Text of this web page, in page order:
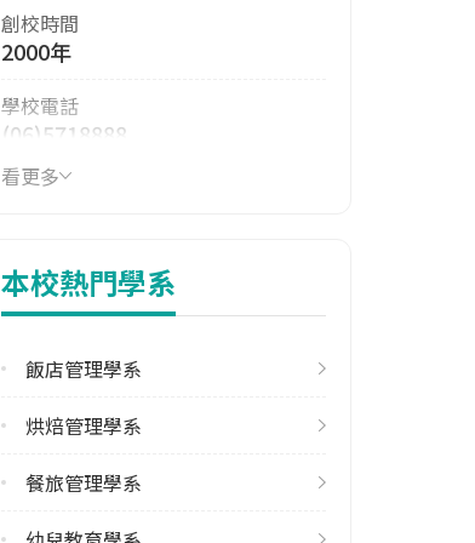
創校時間
2000年
學校電話
(06)5718888
學校地址
看更多
本校熱門學系
飯店管理學系
烘焙管理學系
餐旅管理學系